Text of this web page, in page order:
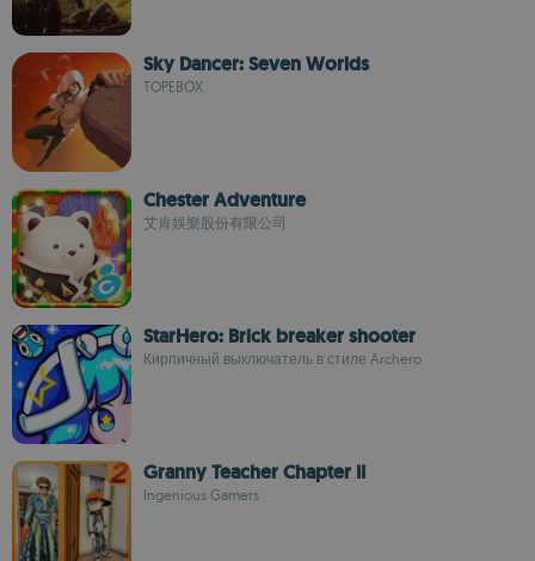
Sky Dancer: Seven Worlds
TOPEBOX
Chester Adventure
艾肯娛樂股份有限公司
StarHero: Brick breaker shooter
Кирпичный выключатель в стиле Archero
Granny Teacher Chapter II
Ingenious Gamers